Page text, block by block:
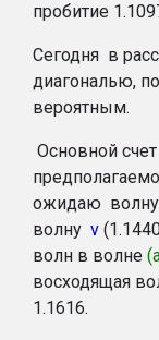
пробитие
Сегодня в
диагональю,
вероятным.
Основной
ожидаю волну
волну v
волн в волне
восходящая
1.1616.